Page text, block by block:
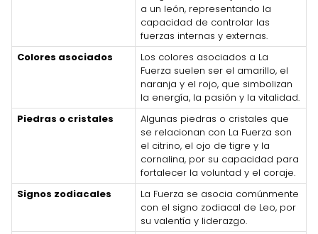
a un león, representando la
capacidad de controlar las
fuerzas internas y externas.
Colores asociados
Los colores asociados a La
Fuerza suelen ser el amarillo, el
naranja y el rojo, que simbolizan
la energía, la pasión y la vitalidad.
Piedras o cristales
Algunas piedras o cristales que
se relacionan con La Fuerza son
el citrino, el ojo de tigre y la
cornalina, por su capacidad para
fortalecer la voluntad y el coraje.
Signos zodiacales
La Fuerza se asocia comúnmente
con el signo zodiacal de Leo, por
su valentía y liderazgo.